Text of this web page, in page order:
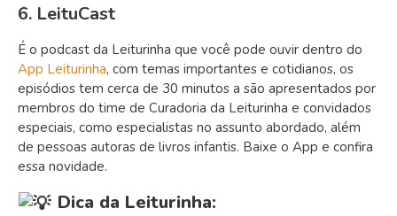
6. LeituCast
É o podcast da Leiturinha que você pode ouvir dentro do
App Leiturinha, com temas importantes e cotidianos, os
episódios tem cerca de 30 minutos a são apresentados por
membros do time de Curadoria da Leiturinha e convidados
especiais, como especialistas no assunto abordado, além
de pessoas autoras de livros infantis. Baixe o App e confira
essa novidade.
Dica da Leiturinha: